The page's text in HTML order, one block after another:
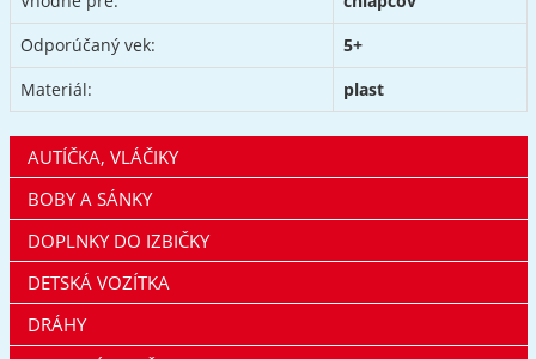
Odporúčaný vek:
5+
Materiál:
plast
AUTÍČKA, VLÁČIKY
BOBY A SÁNKY
DOPLNKY DO IZBIČKY
DETSKÁ VOZÍTKA
DRÁHY